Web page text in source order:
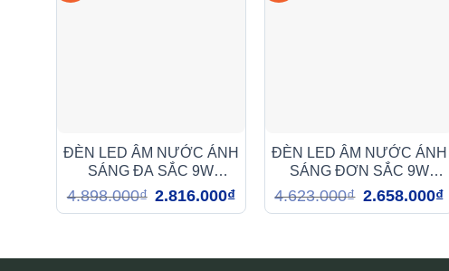
ĐÈN LED ÂM NƯỚC ÁNH
SÁNG ĐA SẮC 9W
(DMA1099)
4.898.000₫ Giá
gốc
là:
2.816.000₫Giá
tại
ĐÈN LED ÂM NƯỚC ÁNH
SÁNG ĐƠN SẮC 9W
(DMA109)
4.623.000₫ Giá
gốc
là:
2.658.000₫
tại